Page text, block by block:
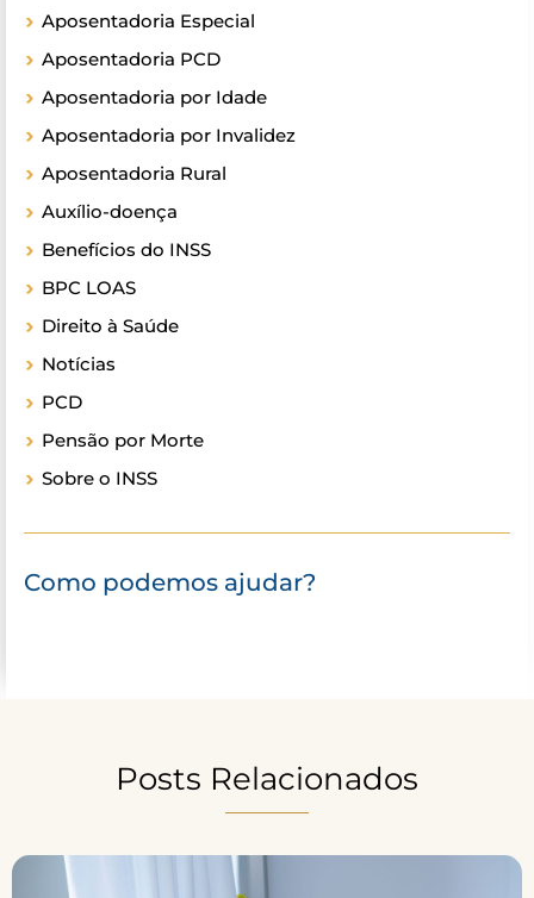
Aposentadoria Especial
Aposentadoria PCD
Aposentadoria por Idade
Aposentadoria por Invalidez
Aposentadoria Rural
Auxílio-doença
Benefícios do INSS
BPC LOAS
Direito à Saúde
Notícias
PCD
Pensão por Morte
Sobre o INSS
Como podemos ajudar?
Posts Relacionados